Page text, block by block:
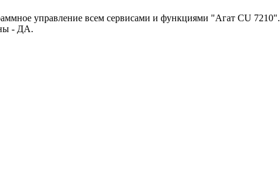
управление всем сервисами и функциями "Агат CU 7210".
- ДА.